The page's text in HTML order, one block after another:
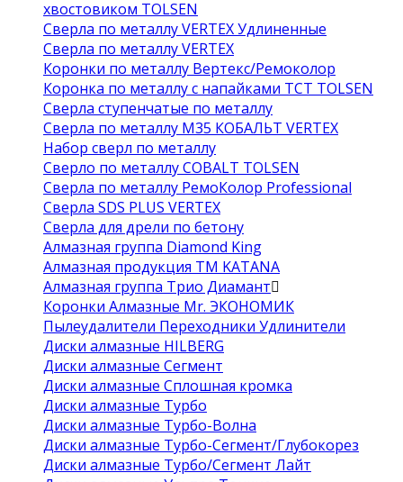
хвостовиком TOLSEN
Сверла по металлу VERTEX Удлиненные
Сверла по металлу VERTEX
Коронки по металлу Вертекс/Ремоколор
Коронка по металлу с напайками TCT TOLSEN
Сверла ступенчатые по металлу
Сверла по металлу М35 КОБАЛЬТ VERTEX
Набор сверл по металлу
Сверло по металлу COBALT TOLSEN
Сверла по металлу РемоКолор Professional
Сверла SDS PLUS VERTEX
Сверла для дрели по бетону
Алмазная группа Diamond King
Алмазная продукция ТМ KATANA
Алмазная группа Трио Диамант
Коронки Алмазные Mr. ЭКОНОМИК
Пылеудалители Переходники Удлинители
Диски алмазные HILBERG
Диски алмазные Сегмент
Диски алмазные Сплошная кромка
Диски алмазные Турбо
Диски алмазные Турбо-Волна
Диски алмазные Турбо-Сегмент/Глубокорез
Диски алмазные Турбо/Сегмент Лайт